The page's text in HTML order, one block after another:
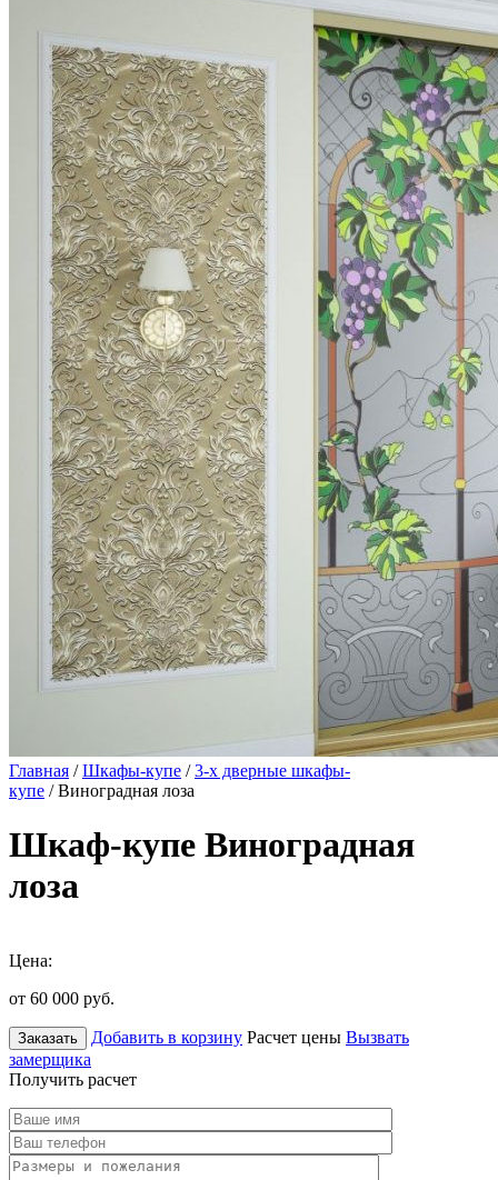
Главная /Шкафы-купе /3-х дверные шкафы-
купе / Виноградная лоза
Шкаф-купе Виноградная
лоза
Цена:
от 60 000 руб.
Заказать Добавить в корзину Расчет цены Вызвать
замерщика
Получить расчет